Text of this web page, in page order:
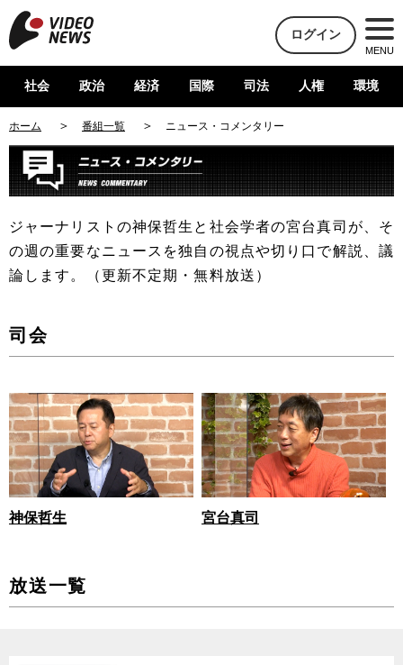
ログイン
MENU
社会 政治 経済 国際 司法 人権 環境
ホーム 番組一覧 ニュース・コメンタリー
ジャーナリストの神保哲生と社会学者の宮台真司が、そ
の週の重要なニュースを独自の視点や切り口で解説、議
論します。（更新不定期・無料放送）
司会
神保哲生 宮台真司
放送一覧